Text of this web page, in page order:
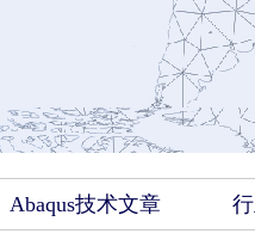
Abaqus技术文章